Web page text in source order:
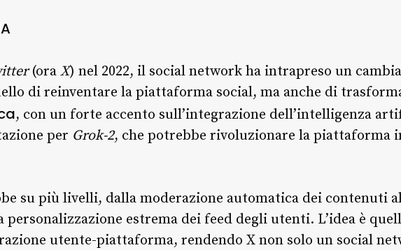
(ora X) nel 2022, il social network ha intrapreso un
di reinventare la piattaforma social, ma anche di
, con un forte accento sull’integrazione dell’intelligenza
per Grok-2, che potrebbe rivoluzionare la piattaforma
su più livelli, dalla moderazione automatica dei contenuti
estrema dei feed degli utenti. L’idea è
utente-piattaforma, rendendo X non solo un social